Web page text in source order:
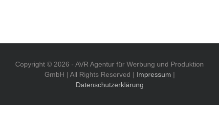
Copyright © 2026 - AVR Agentur für Werbung und Produktion
GmbH | All Rights Reserved | Impressum |
Datenschutzerklärung